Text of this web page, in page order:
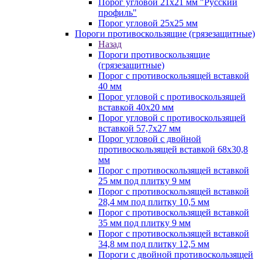
Порог угловой 21х21 мм "Русский
профиль"
Порог угловой 25х25 мм
Пороги противоскользящие (грязезащитные)
Назад
Пороги противоскользящие
(грязезащитные)
Порог с противоскользящей вставкой
40 мм
Порог угловой с противоскользящей
вставкой 40х20 мм
Порог угловой с противоскользящей
вставкой 57,7х27 мм
Порог угловой с двойной
противоскользящей вставкой 68х30,8
мм
Порог с противоскользящей вставкой
25 мм под плитку 9 мм
Порог с противоскользящей вставкой
28,4 мм под плитку 10,5 мм
Порог с противоскользящей вставкой
35 мм под плитку 9 мм
Порог с противоскользящей вставкой
34,8 мм под плитку 12,5 мм
Пороги с двойной противоскользящей